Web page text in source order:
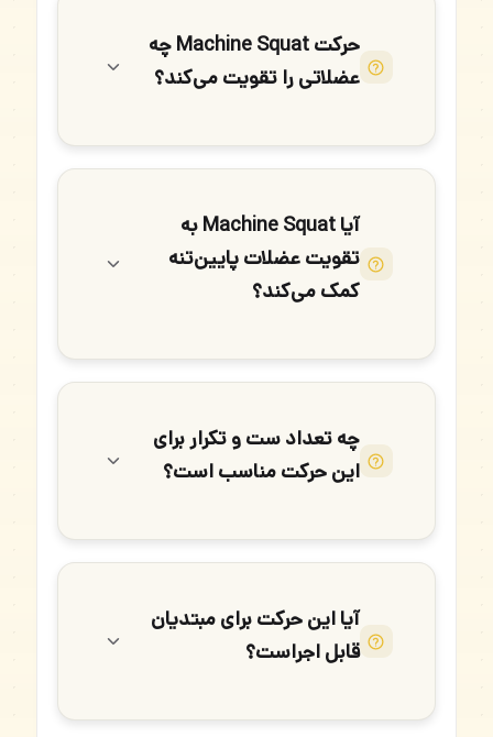
حرکت Machine Squat چه
عضلاتی را تقویت می‌کند؟
آیا Machine Squat به
تقویت عضلات پایین‌تنه
کمک می‌کند؟
چه تعداد ست و تکرار برای
این حرکت مناسب است؟
آیا این حرکت برای مبتدیان
قابل اجراست؟